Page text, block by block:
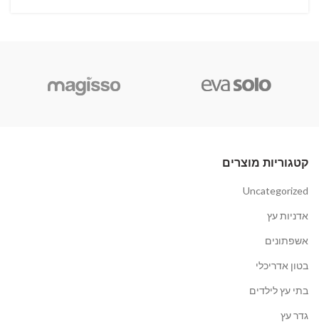
קטגוריות מוצרים
Uncategorized
אדניות עץ
אשפתונים
בטון אדריכלי
בתי עץ לילדים
גדר עץ